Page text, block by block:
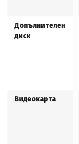
Допълнителен
диск
Видеокарта